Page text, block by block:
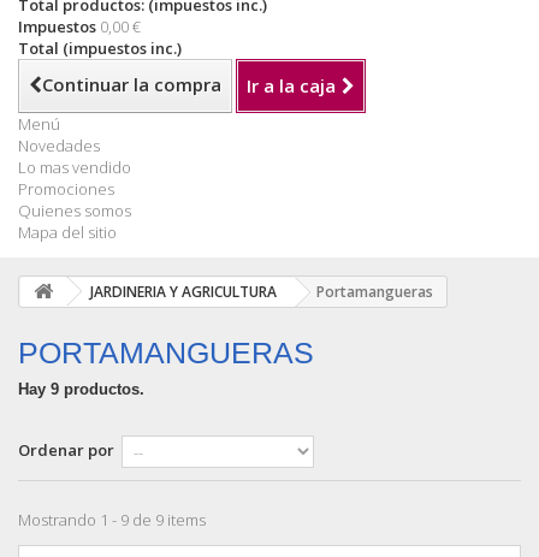
Total productos: (impuestos inc.)
Impuestos 0,00 €
Total (impuestos inc.)
Continuar la compra Ir a la caja
Menú
Novedades
Lo mas vendido
Promociones
Quienes somos
Mapa del sitio
JARDINERIA Y AGRICULTURA Portamangueras
PORTAMANGUERAS
Hay 9 productos.
Ordenar por
Mostrando 1 - 9 de 9 items